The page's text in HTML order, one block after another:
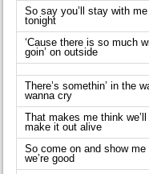
So say you’ll stay with me
tonight
‘Cause there is so much
goin’ on outside
There’s somethin’ in the
wanna cry
That makes me think we’ll
make it out alive
So come on and show me
we’re good